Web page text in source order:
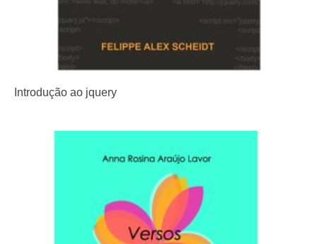
Introdução ao jquery